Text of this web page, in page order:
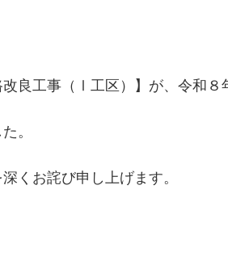
良工事（Ⅰ工区）】が、令和８
。
くお詫び申し上げます。